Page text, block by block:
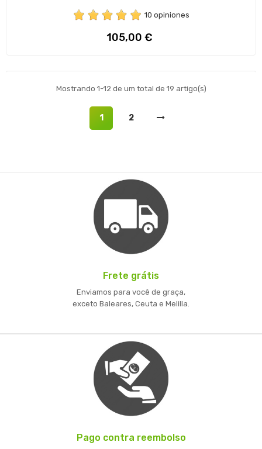
10 opiniones
Preço
105,00 €
Mostrando 1-12 de um total de 19 artigo(s)
1 2
Frete grátis
Enviamos para você de graça,
exceto Baleares, Ceuta e Melilla.
Pago contra reembolso